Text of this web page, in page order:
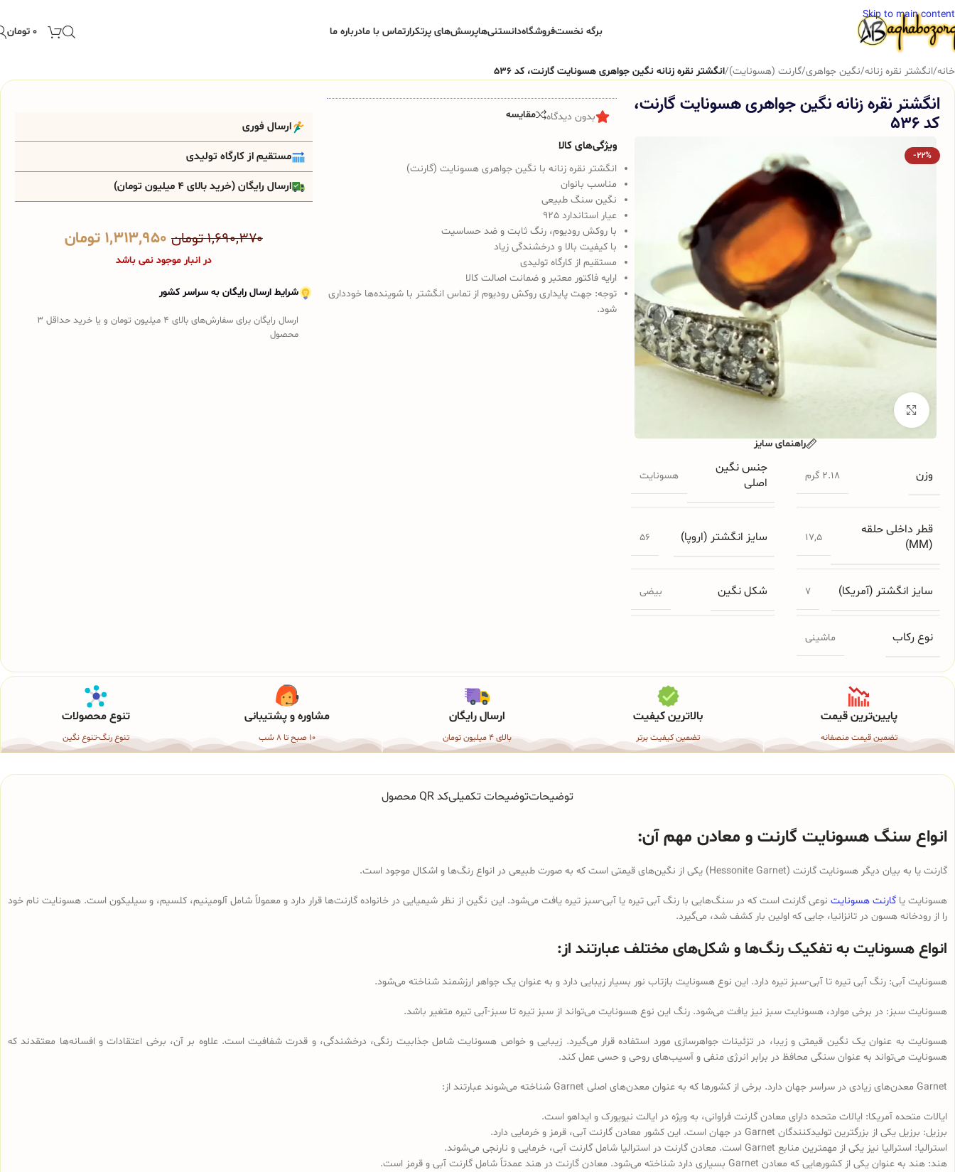
Skip to main content
برگه نخستفروشگاهدانستنی‌هاپرسش‌های پرتکرارتماس با مادرباره ما ۰ تومان
خانه/انگشتر نقره زنانه/نگین جواهری/گارنت (هسونایت)/انگشتر نقره زنانه نگین جواهری هسونایت گارنت، کد 536
انگشتر نقره زنانه نگین جواهری هسونایت گارنت،
کد 536
-22%
وزن 2.18 گرم
جنس نگین
اصلی
هسونایت
قطر داخلی حلقه
(MM)
17,5 سایز انگشتر (اروپا) 56
سایز انگشتر (آمریکا) 7 شکل نگین بیضی
نوع رکاب ماشینی
راهنمای سایز
بدون دیدگاه مقایسه
ویژگی‌های کالا
انگشتر نقره زنانه با نگین جواهری هسونایت (گارنت)
مناسب بانوان
نگین سنگ طبیعی
عیار استاندارد 925
با روکش رودیوم، رنگ ثابت و ضد حساسیت
با کیفیت بالا و درخشندگی زیاد
مستقیم از کارگاه تولیدی
ارایه فاکتور معتبر و ضمانت اصالت کالا
توجه: جهت پایداری روکش رودیوم از تماس انگشتر با شوینده‌ها خودداری
شود.
ارسال فوری
مستقیم از کارگاه تولیدی
ارسال رایگان (خرید بالای 4 میلیون تومان)
۱,۶۹۰,۳۷۰تومان ۱,۳۱۳,۹۵۰ تومان
در انبار موجود نمی باشد
شرایط ارسال رایگان به سراسر کشور
ارسال رایگان برای سفارش‌های بالای 4 میلیون تومان و یا خرید حداقل 3
محصول
پایین‌ترین قیمت
تضمین قیمت منصفانه
بالاترین کیفیت
تضمین کیفیت برتر
ارسال رایگان
بالای 4 میلیون تومان
مشاوره و پشتیبانی
10 صبح تا 8 شب
تنوع محصولات
تنوع رنگ-تنوع نگین
توضیحاتتوضیحات تکمیلیکد QR محصول
انواع سنگ هسونایت گارنت و معادن مهم آن:
گارنت یا به بیان دیگر هسونایت گارنت (Hessonite Garnet) یکی از نگین‌های قیمتی است که به صورت طبیعی در انواع رنگ‌ها و اشکال موجود است.
هسونایت یاگارنت هسونایت نوعی گارنت است که در سنگ‌هایی با رنگ آبی تیره یا آبی-سبز تیره یافت می‌شود. این نگین از نظر شیمیایی در خانواده گارنت‌ها قرار دارد و معمولاً شامل آلومینیم، کلسیم، و سیلیکون است. هسونایت نام خود
را از رودخانه هسون در تانزانیا، جایی که اولین بار کشف شد، می‌گیرد.
انواع هسونایت به تفکیک رنگ‌ها و شکل‌های مختلف عبارتند از:
هسونایت آبی: رنگ آبی تیره تا آبی-سبز تیره دارد. این نوع هسونایت بازتاب نور بسیار زیبایی دارد و به عنوان یک جواهر ارزشمند شناخته می‌شود.
هسونایت سبز: در برخی موارد، هسونایت سبز نیز یافت می‌شود. رنگ این نوع هسونایت می‌تواند از سبز تیره تا سبز-آبی تیره متغیر باشد.
هسونایت به عنوان یک نگین قیمتی و زیبا، در تزئینات جواهرسازی مورد استفاده قرار می‌گیرد. زیبایی و خواص هسونایت شامل جذابیت رنگی، درخشندگی، و قدرت شفافیت است. علاوه بر آن، برخی اعتقادات و افسانه‌ها معتقدند که
هسونایت می‌تواند به عنوان سنگی محافظ در برابر انرژی منفی و آسیب‌های روحی و حسی عمل کند.
Garnet معدن‌های زیادی در سراسر جهان دارد. برخی از کشورها که به عنوان معدن‌های اصلی Garnet شناخته می‌شوند عبارتند از:
ایالات متحده آمریکا: ایالات متحده دارای معادن گارنت فراوانی، به ویژه در ایالت نیویورک و ایداهو است.
برزیل: برزیل یکی از بزرگترین تولیدکنندگان Garnet در جهان است. این کشور معادن گارنت آبی، قرمز و خرمایی دارد.
استرالیا: استرالیا نیز یکی از مهمترین منابع Garnet است. معادن گارنت در استرالیا شامل گارنت آبی، خرمایی و نارنجی می‌شوند.
هند: هند به عنوان یکی از کشورهایی که معادن‌ Garnet بسیاری دارد شناخته می‌شود. معادن‌ گارنت در هند عمدتاً شامل گارنت آبی و قرمز است.